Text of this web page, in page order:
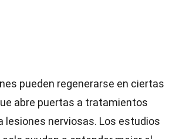
pueden regenerarse en ciertas
abre puertas a tratamientos
lesiones nerviosas. Los estudios